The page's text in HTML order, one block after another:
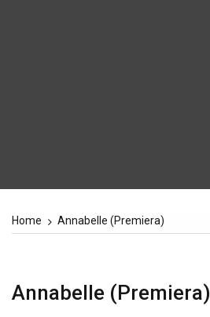
Home Annabelle (Premiera)
Annabelle (Premiera)